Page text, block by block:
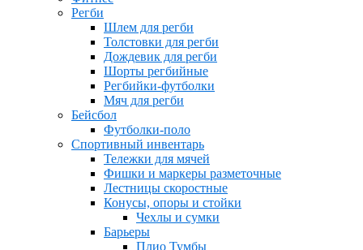
Регби
Шлем для регби
Толстовки для регби
Дождевик для регби
Шорты регбийные
Регбийки-футболки
Мяч для регби
Бейсбол
Футболки-поло
Спортивный инвентарь
Тележки для мячей
Фишки и маркеры разметочные
Лестницы скоростные
Конусы, опоры и стойки
Чехлы и сумки
Барьеры
Плио Тумбы